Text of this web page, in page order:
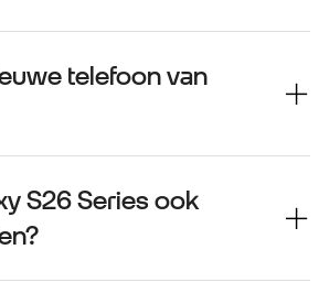
telefoon van
S26 Series ook